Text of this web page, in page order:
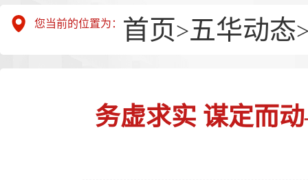
您当前的位置为： 首页>五华动态
务虚求实 谋定而